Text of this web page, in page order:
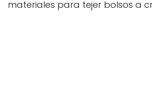
materiales para tejer bolsos a